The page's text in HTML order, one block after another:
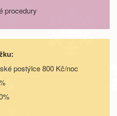
18 400 Kč
9 000 Kč objednej
procedury
postýlce 800 Kč/noc